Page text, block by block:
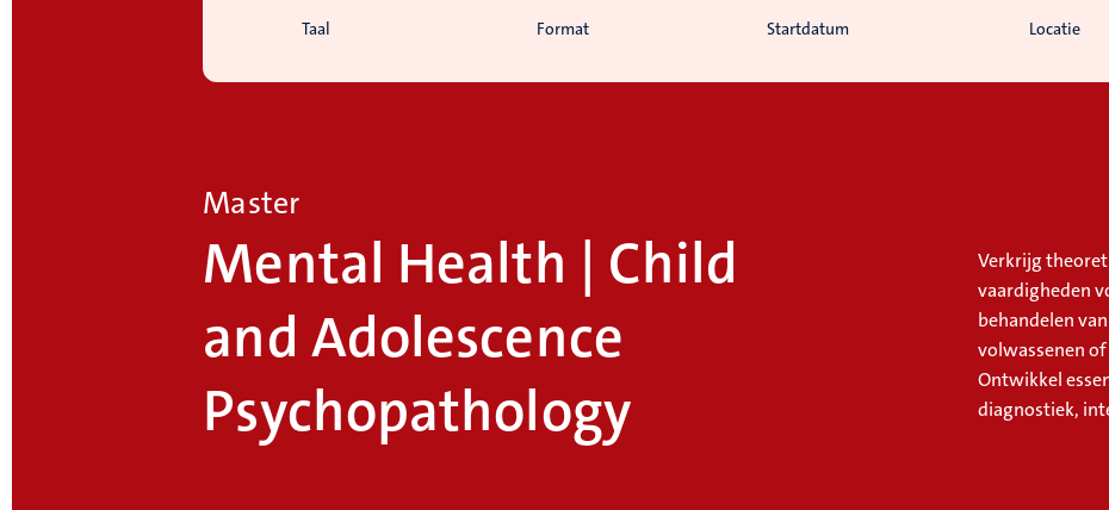
Taal Format Startdatum Locatie
Master
Mental Health | Child
and Adolescence
Psychopathology
Verkrijg
vaardigheden
behandelen
volwassenen
Ontwikkel
diagnostiek,